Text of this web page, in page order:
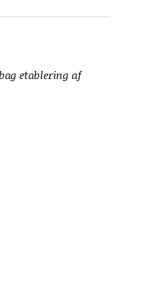
etablering af